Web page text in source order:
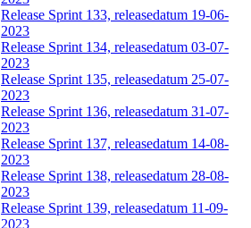
Release Sprint 133, releasedatum 19-06-
2023
Release Sprint 134, releasedatum 03-07-
2023
Release Sprint 135, releasedatum 25-07-
2023
Release Sprint 136, releasedatum 31-07-
2023
Release Sprint 137, releasedatum 14-08-
2023
Release Sprint 138, releasedatum 28-08-
2023
Release Sprint 139, releasedatum 11-09-
2023